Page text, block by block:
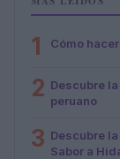
1 Cómo
2 Descubre
peruano
3 Descubre
Sabor a